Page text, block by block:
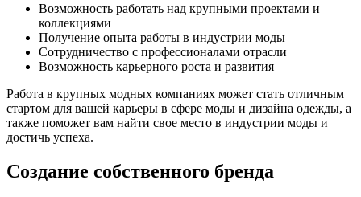
Возможность работать над крупными проектами и
коллекциями
Получение опыта работы в индустрии моды
Сотрудничество с профессионалами отрасли
Возможность карьерного роста и развития
Работа в крупных модных компаниях может стать отличным
стартом для вашей карьеры в сфере моды и дизайна одежды, а
также поможет вам найти свое место в индустрии моды и
достичь успеха.
Создание собственного бренда